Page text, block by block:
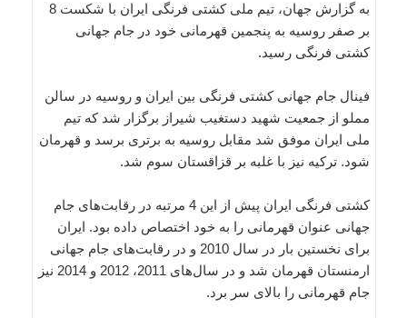
به گزارش جهان، تیم ملی کشتی فرنگی ایران با شکست 8
بر صفر روسیه به پنجمین قهرمانی خود در جام جهانی
کشتی فرنگی رسید.
فینال جام جهانی کشتی فرنگی بین ایران و روسیه در سالن
مملو از جمعیت شهید دستغیب شیراز برگزار شد که تیم
ملی ایران موفق شد مقابل روسیه به برتری برسد و قهرمان
شود. ترکیه نیز با غلبه بر قزاقستان سوم شد.
کشتی فرنگی ایران پیش از این 4 مرتبه در رقابت‌های جام
جهانی عنوان قهرمانی را به خود اختصاص داده بود. ایران
برای نخستین بار در سال 2010 و در رقابت‌های جام جهانی
ارمنستان قهرمان شد و در سال‌های 2011، 2012 و 2014 نیز
جام قهرمانی را بالای سر برد.